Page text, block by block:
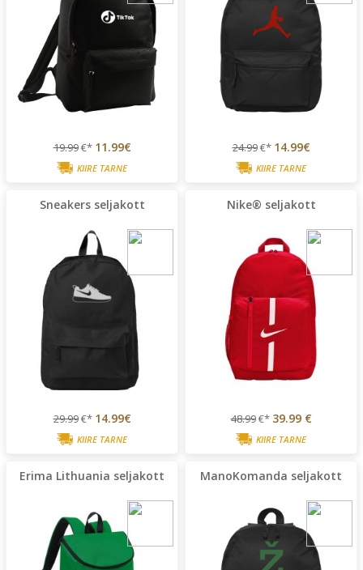
19.99€* 11.99€
KIIRE TARNE
24.99€* 14.99€
KIIRE TARNE
Sneakers seljakott
29.99€* 14.99€
KIIRE TARNE
Nike® seljakott
48.99€* 39.99 €
KIIRE TARNE
Erima Lithuania seljakott ManoKomanda seljakott